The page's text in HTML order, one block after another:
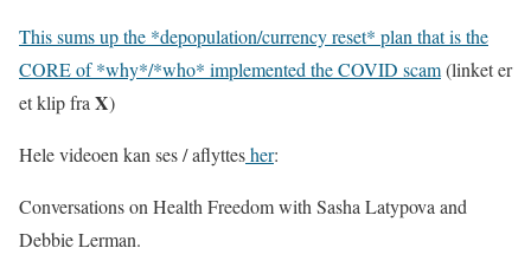
This sums up the *depopulation/currency reset* plan that is the
CORE of *why*/*who* implemented the COVID scam(linket er
et klip fra X)
Hele videoen kan ses / aflyttesher:
Conversations on Health Freedom with Sasha Latypova and
Debbie Lerman.